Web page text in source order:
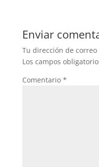
Enviar
Tu dirección de
Los campos
Comentario *